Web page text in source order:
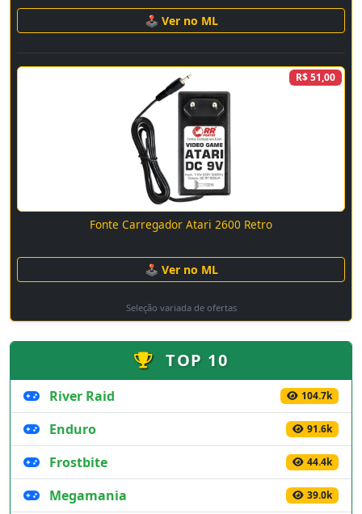
🕹 Ver no ML
R$ 51,00
Fonte Carregador Atari 2600 Retro
🕹 Ver no ML
Seleção variada de ofertas
TOP 10
River Raid 104.7k
Enduro 91.6k
Frostbite 44.4k
Megamania 39.0k